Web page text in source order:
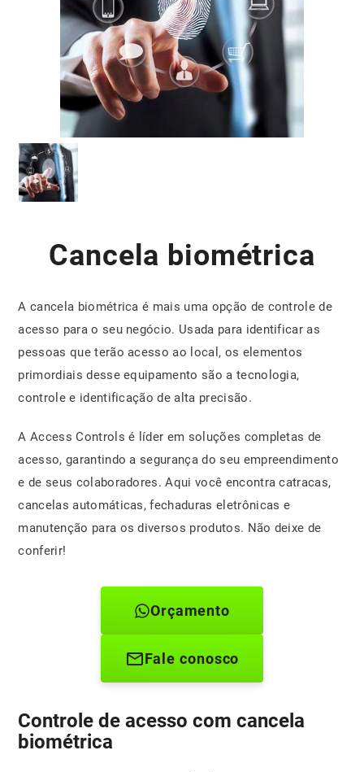
Cancela biométrica
A cancela biométrica é mais uma opção de controle de
acesso para o seu negócio. Usada para identificar as
pessoas que terão acesso ao local, os elementos
primordiais desse equipamento são a tecnologia,
controle e identificação de alta precisão.
A Access Controls é líder em soluções completas de
acesso, garantindo a segurança do seu empreendimento
e de seus colaboradores. Aqui você encontra catracas,
cancelas automáticas, fechaduras eletrônicas e
manutenção para os diversos produtos. Não deixe de
conferir!
Orçamento
Fale conosco
Controle de acesso com cancela
biométrica